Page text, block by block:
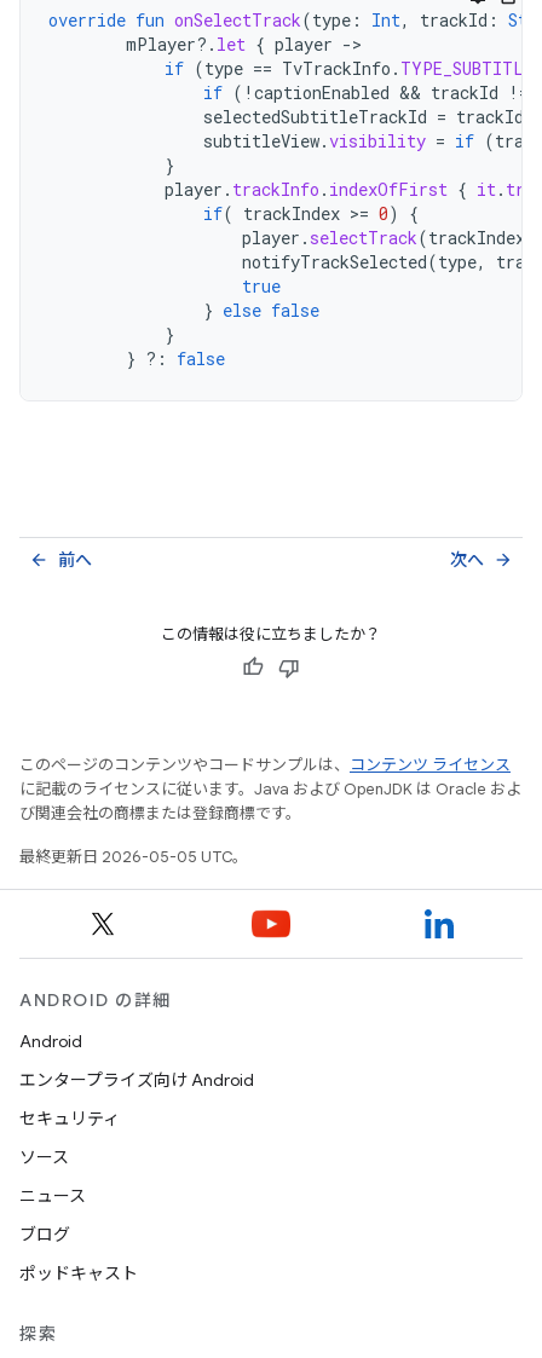
override fun onSelectTrack(type : Int, trackId :
mPlayer?. let { player -
if (type == TvTrackInfo . TYPE_SUBTITLE
if ( ! captionEnabled && trackId !=
selectedSubtitleTrackId = trackId
subtitleView.visibility = if (
}
player . trackInfo . indexOfFirst { it.
if( trackIndex >= 0)
{
player . selectTrack(trackIndex
notifyTrackSelected(type,
true
} else false
}
} ?: false
前へ
arrow_back 次へ arrow_forward
この情報は役に立ちましたか？
このページのコンテンツやコードサンプルは、
コンテンツ ライセンス
に記載のライセンスに従います。Java および OpenJDK は Oracle およ
び関連会社の商標または登録商標です。
最終更新日 2026-05-05 UTC。
ANDROID の詳細
Android
エンタープライズ向け Android
セキュリティ
ソース
ニュース
ブログ
ポッドキャスト
探索